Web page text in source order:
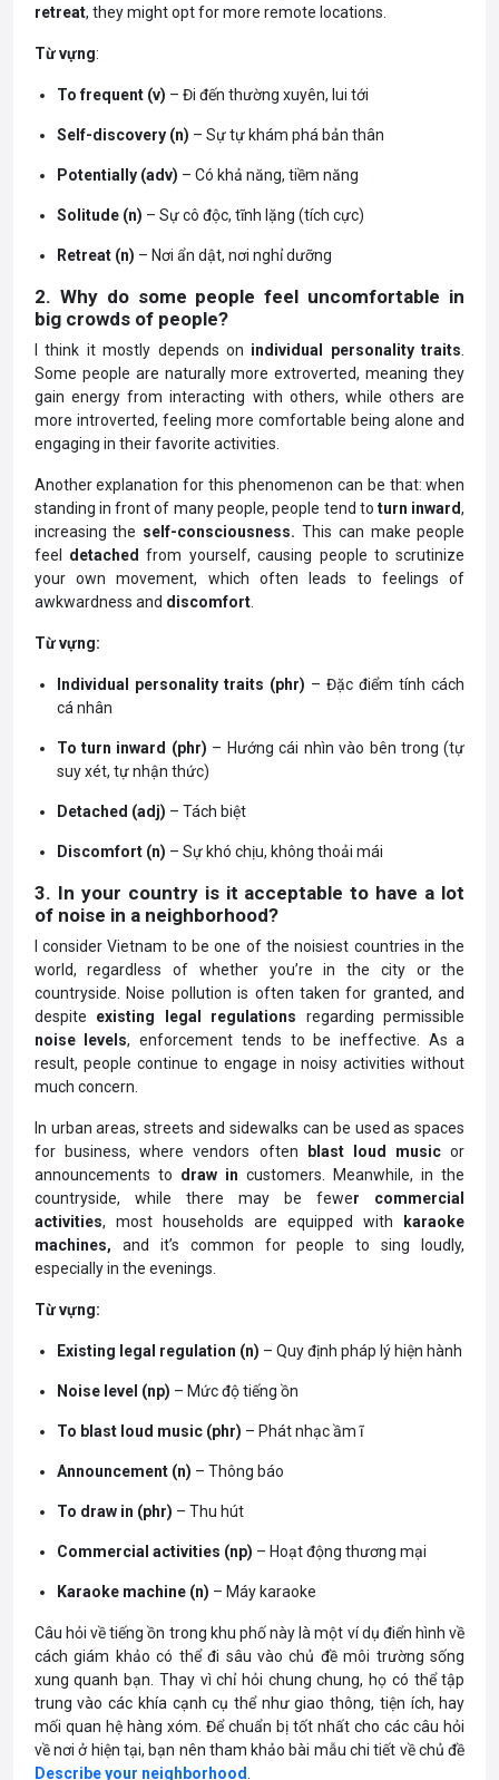
retreat, they might opt for more remote locations.
Từ vựng:
To frequent (v) – Đi đến thường xuyên, lui tới
Self-discovery (n) – Sự tự khám phá bản thân
Potentially (adv) – Có khả năng, tiềm năng
Solitude (n) – Sự cô độc, tĩnh lặng (tích cực)
Retreat (n) – Nơi ẩn dật, nơi nghỉ dưỡng
2. Why do some people feel uncomfortable in
big crowds of people?
I think it mostly depends on individual personality traits
Some people are naturally more extroverted, meaning they
gain energy from interacting with others, while others are
more introverted, feeling more comfortable being alone and
engaging in their favorite activities.
Another explanation for this phenomenon can be that: when
standing in front of many people, people tend to turn inward,
increasing the self-consciousness. This can make people
feel detachedfrom yourself, causing people to scrutinize
your own movement, which often leads to feelings of
awkwardness and discomfort.
Từ vựng:
Individual personality traits (phr) – Đặc điểm tính cách
cá nhân
To turn inward (phr) – Hướng cái nhìn vào bên trong (tự
suy xét, tự nhận thức)
Detached (adj) – Tách biệt
Discomfort (n) – Sự khó chịu, không thoải mái
3. In your country is it acceptable to have a lot
of noise in a neighborhood?
I consider Vietnam to be one of the noisiest countries in the
world, regardless of whether you’re in the city or the
countryside. Noise pollution is often taken for granted, and
despite existing legal regulations regarding permissible
noise levels, enforcement tends to be ineffective. As a
result, people continue to engage in noisy activities without
much concern.
In urban areas, streets and sidewalks can be used as spaces
for business, where vendors often
blast loud musicor
announcements to draw in customers. Meanwhile, in the
countryside, while there may be fewer commercial
activities, most households are equipped with
karaoke
machines, and it’s common for people to sing loudly,
especially in the evenings.
Từ vựng:
Existing legal regulation (n) – Quy định pháp lý hiện hành
Noise level (np) – Mức độ tiếng ồn
To blast loud music (phr) – Phát nhạc ầm ĩ
Announcement (n) – Thông báo
To draw in (phr) – Thu hút
Commercial activities (np) – Hoạt động thương mại
Karaoke machine (n) – Máy karaoke
Câu hỏi về tiếng ồn trong khu phố này là một ví dụ điển hình về
cách giám khảo có thể đi sâu vào chủ đề môi trường sống
xung quanh bạn. Thay vì chỉ hỏi chung chung, họ có thể tập
trung vào các khía cạnh cụ thể như giao thông, tiện ích, hay
mối quan hệ hàng xóm. Để chuẩn bị tốt nhất cho các câu hỏi
về nơi ở hiện tại, bạn nên tham khảo bài mẫu chi tiết về chủ đề
Describe your neighborhood